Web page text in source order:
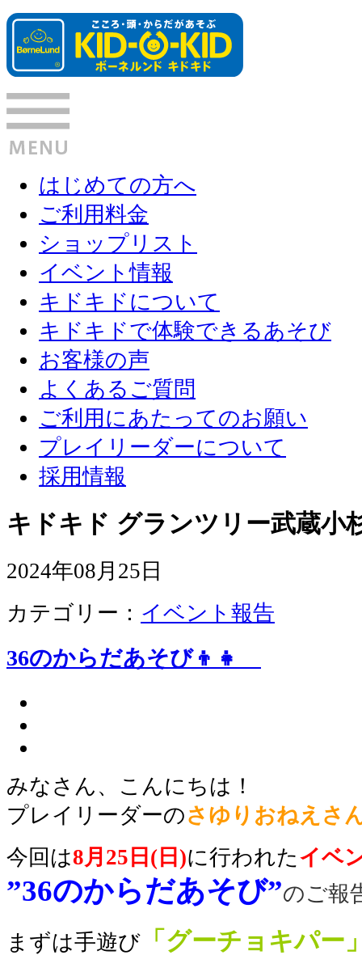
はじめての方へ
ご利用料金
ショップリスト
イベント情報
キドキドについて
キドキドで体験できるあそび
お客様の声
よくあるご質問
ご利用にあたってのお願い
プレイリーダーについて
採用情報
キドキド グランツリー武蔵小
2024年08月25日
カテゴリー： イベント報告
36のからだあそび👦👧
みなさん、こんにちは！
プレイリーダーのさゆり おねえさ
今回は8月25日(日)に行われたイベ
”36のからだあそび”のご報
まずは手遊び 「グーチョキパー